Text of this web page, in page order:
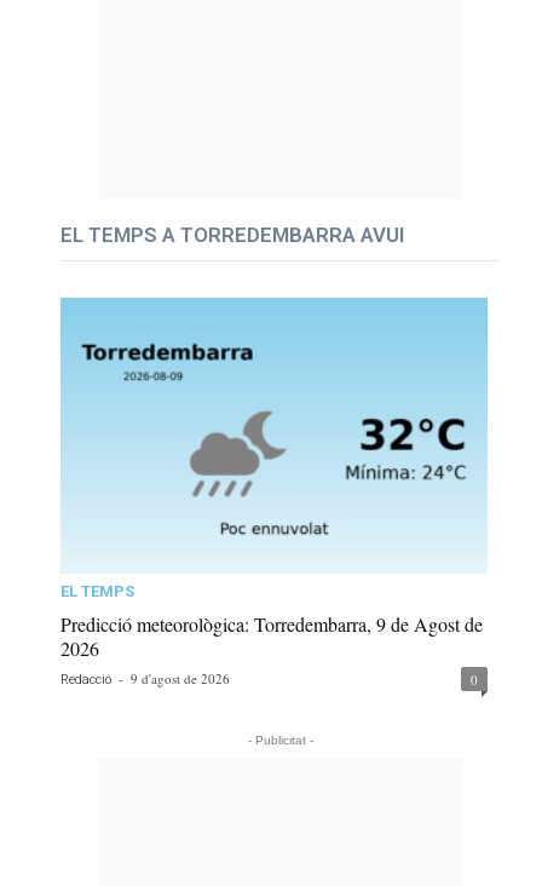
EL TEMPS A TORREDEMBARRA AVUI
EL TEMPS
Predicció meteorològica: Torredembarra, 9 de Agost de
2026
Redacció - 9 d'agost de 2026 0
- Publicitat -